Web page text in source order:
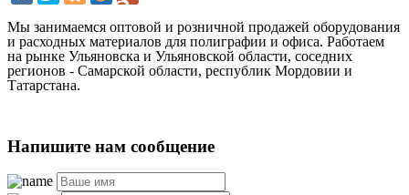
Мы занимаемся оптовой и розничной продажей оборудования
и расходных материалов для полиграфии и офиса. Работаем
на рынке Ульяновска и Ульяновской области, соседних
регионов - Самарской области, республик Мордовии и
Татарстана.
Напишите нам сообщение